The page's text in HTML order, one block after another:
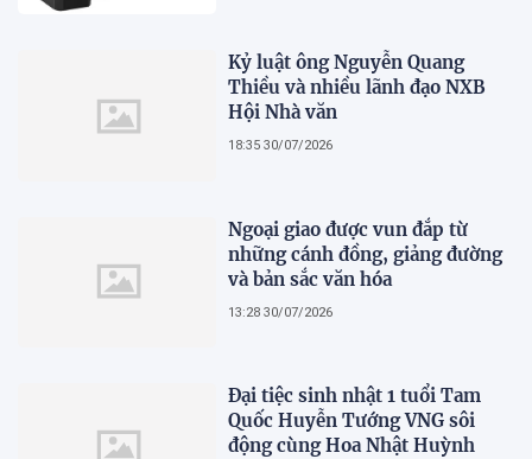
Kỷ luật ông Nguyễn Quang
Thiều và nhiều lãnh đạo NXB
Hội Nhà văn
18:35 30/07/2026
Ngoại giao được vun đắp từ
những cánh đồng, giảng đường
và bản sắc văn hóa
13:28 30/07/2026
Đại tiệc sinh nhật 1 tuổi Tam
Quốc Huyễn Tướng VNG sôi
động cùng Hoa Nhật Huỳnh